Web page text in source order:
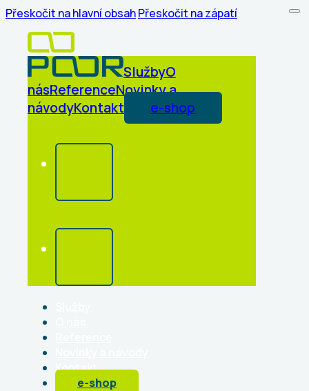
Přeskočit na hlavní obsahPřeskočit na zápatí
SlužbyO
násReferenceNovinky a
návodyKontakt e-shop
Kontakt
e-shop